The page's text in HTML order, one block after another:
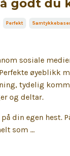
godt du
Perfekt
sosiale
øyeblikk
tydelig
og deltar.
din egen hest.
som ...